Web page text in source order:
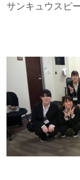
サンキュウスピ